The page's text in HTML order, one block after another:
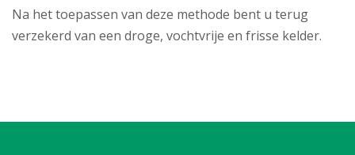
Na het toepassen van deze methode bent u terug
verzekerd van een droge, vochtvrije en frisse kelder.